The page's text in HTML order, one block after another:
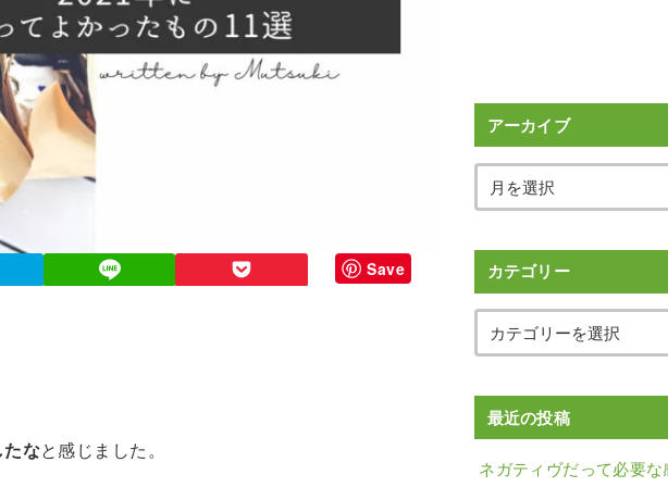
Save
たなと感じました。
アーカイブ
カテゴリー
最近の投稿
ネガティヴだって必要な